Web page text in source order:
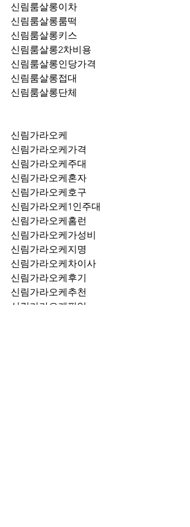
신림룸살롱이차
신림룸살롱룸떡
신림룸살롱키스
신림룸살롱2차비용
신림룸살롱인당가격
신림룸살롱접대
신림룸살롱단체
신림가라오케
신림가라오케가격
신림가라오케주대
신림가라오케혼자
신림가라오케호구
신림가라오케1인주대
신림가라오케홈런
신림가라오케가성비
신림가라오케지명
신림가라오케차이사
신림가라오케후기
신림가라오케추천